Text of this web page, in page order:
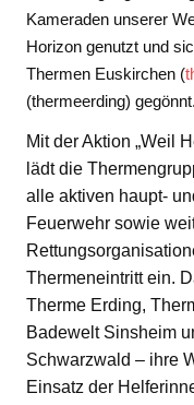
Kameraden unserer
Horizon genutzt und
Thermen Euskirchen (
(thermeerding) gegönnt.
Mit der Aktion „Weil
lädt die
alle aktiven haupt-
Feuerwehr sowie
Thermeneintritt ein.
Therme Erding,
Badewelt Sinsheim
Schwarzwald – ihre
Einsatz der